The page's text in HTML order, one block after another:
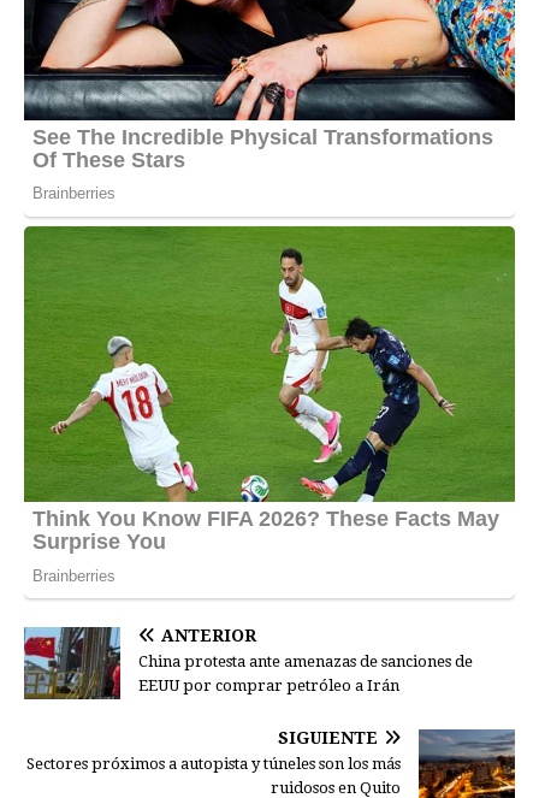
ANTERIOR
China protesta ante amenazas de sanciones de
EEUU por comprar petróleo a Irán
SIGUIENTE
Sectores próximos a autopista y túneles son los más
ruidosos en Quito